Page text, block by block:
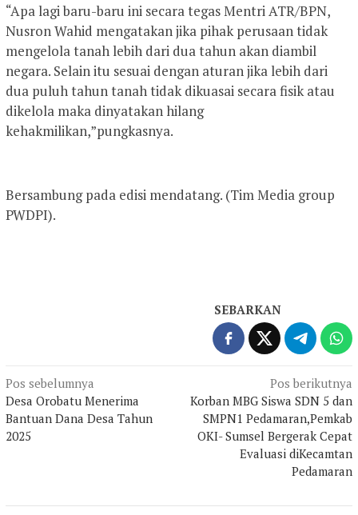
“Apa lagi baru-baru ini secara tegas Mentri ATR/BPN,
Nusron Wahid mengatakan jika pihak perusaan tidak
mengelola tanah lebih dari dua tahun akan diambil
negara. Selain itu sesuai dengan aturan jika lebih dari
dua puluh tahun tanah tidak dikuasai secara fisik atau
dikelola maka dinyatakan hilang
kehakmilikan,”pungkasnya.
Bersambung pada edisi mendatang. (Tim Media group
PWDPI).
SEBARKAN
Navigasi
pos
Pos sebelumnya
Desa Orobatu Menerima
Bantuan Dana Desa Tahun
2025
Pos berikutnya
Korban MBG Siswa SDN 5 dan
SMPN1 Pedamaran,Pemkab
OKI- Sumsel Bergerak Cepat
Evaluasi diKecamtan
Pedamaran